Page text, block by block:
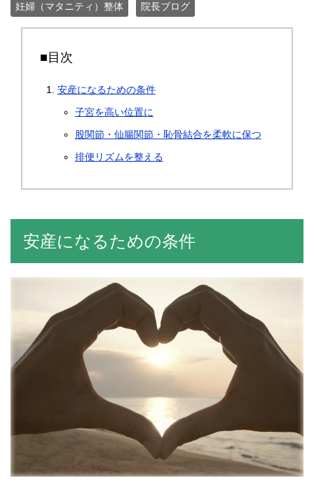
妊婦（マタニティ）整体 院長ブログ
■目次
安産になるための条件
子宮を高い位置に
股関節・仙腸関節・恥骨結合を柔軟に保つ
排便リズムを整える
安産になるための条件